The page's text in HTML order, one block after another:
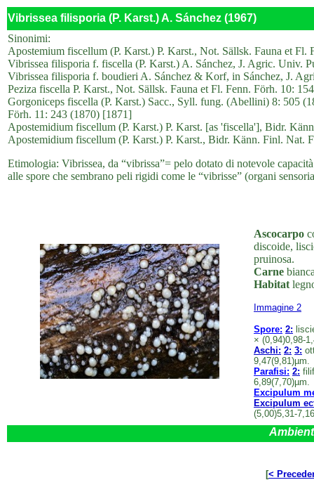
Vibrissea filisporia (P. Karst.) A. Sánchez (1967)
Sinonimi:
Apostemium fiscellum (P. Karst.) P. Karst., Not. Sällsk. Fauna et Fl.
Vibrissea filisporia f. fiscella (P. Karst.) A. Sánchez, J. Agric. Univ.
Vibrissea filisporia f. boudieri A. Sánchez & Korf, in Sánchez, J.
Peziza fiscella P. Karst., Not. Sällsk. Fauna et Fl. Fenn. Förh. 10:
Gorgoniceps fiscella (P. Karst.) Sacc., Syll. fung. (Abellini) 8: 505
Förh. 11: 243 (1870) [1871]
Apostemidium fiscellum (P. Karst.) P. Karst. [as 'fiscella'], Bidr.
Apostemidium fiscellum (P. Karst.) P. Karst., Bidr. Känn. Finl. Nat.
Etimologia: Vibrissea, da “vibrissa”= pelo dotato di notevole
alle spore che sembrano peli rigidi come le “vibrisse” (organi
Ascocarpo
discoide,
pruinosa.
Carne
Habitat
Immagine 2
Spore: 2:
× (0,94)0,98-
Aschi: 2: 3:
9,47(9,81)µm.
Parafisi: 2:
6,89(7,70)µm.
Excipulum
Excipulum
(5,00)5,31-
[<